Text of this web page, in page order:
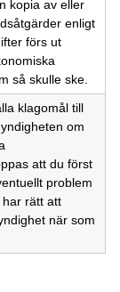
kopia av eller
enligt
förs ut
så skulle ske.
klagomål till
om
att du först
problem
rätt att
när som